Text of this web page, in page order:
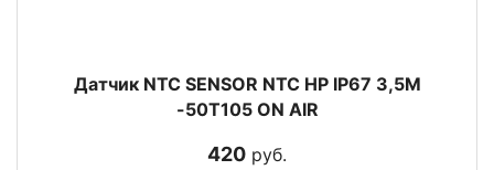
Датчик NTC SENSOR NTC HP IP67 3,5M
-50T105 ON AIR
420 руб.